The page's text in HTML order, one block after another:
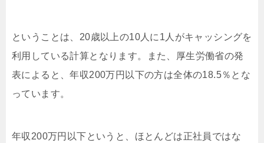
ということは、20歳以上の10人に1人がキャッシングを
利用している計算となります。また、厚生労働省の発
表によると、年収200万円以下の方は全体の18.5％とな
っています。
年収200万円以下というと、ほとんどは正社員ではな